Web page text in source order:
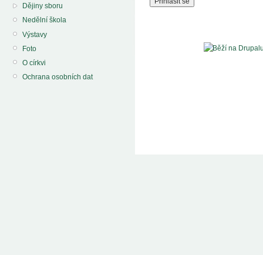
Dějiny sboru
Nedělní škola
Výstavy
Foto
O církvi
Ochrana osobních dat